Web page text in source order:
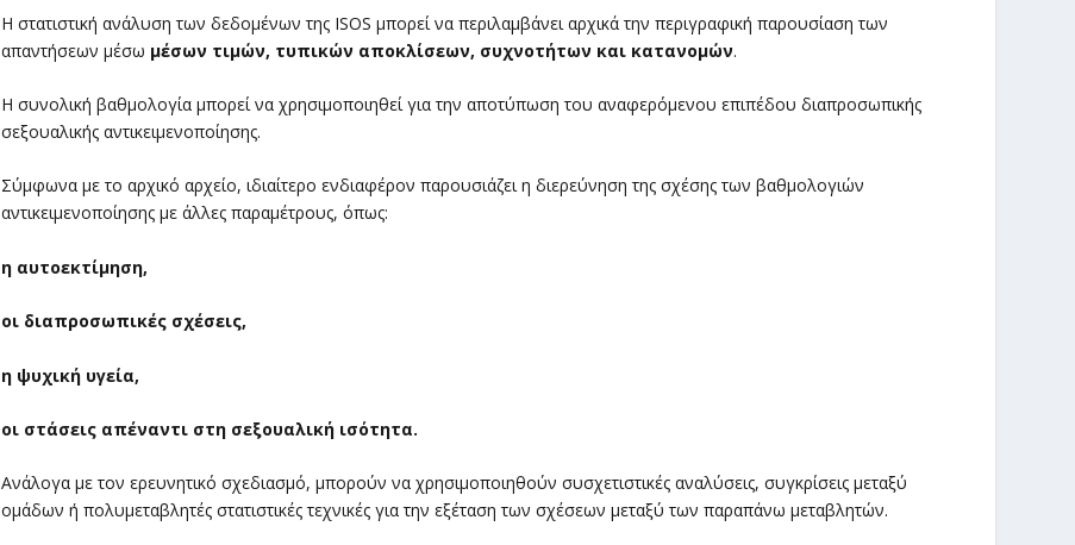
Η στατιστική ανάλυση των δεδομένων της ISOS μπορεί να περιλαμβάνει αρχικά την περιγραφική παρουσίαση των
απαντήσεων μέσω μέσων τιμών, τυπικών αποκλίσεων, συχνοτήτων και κατανομών.
Η συνολική βαθμολογία μπορεί να χρησιμοποιηθεί για την αποτύπωση του αναφερόμενου επιπέδου διαπροσωπικής
σεξουαλικής αντικειμενοποίησης.
Σύμφωνα με το αρχικό αρχείο, ιδιαίτερο ενδιαφέρον παρουσιάζει η διερεύνηση της σχέσης των βαθμολογιών
αντικειμενοποίησης με άλλες παραμέτρους, όπως:
η αυτοεκτίμηση,
οι διαπροσωπικές σχέσεις,
η ψυχική υγεία,
οι στάσεις απέναντι στη σεξουαλική ισότητα.
Ανάλογα με τον ερευνητικό σχεδιασμό, μπορούν να χρησιμοποιηθούν συσχετιστικές αναλύσεις, συγκρίσεις μεταξύ
ομάδων ή πολυμεταβλητές στατιστικές τεχνικές για την εξέταση των σχέσεων μεταξύ των παραπάνω μεταβλητών.